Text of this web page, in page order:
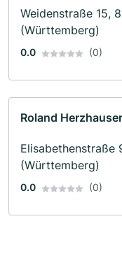
Weidenstraße 15,
(Württemberg)
0.0 (0)
Roland Herzhauser
Elisabethenstraße
(Württemberg)
0.0 (0)